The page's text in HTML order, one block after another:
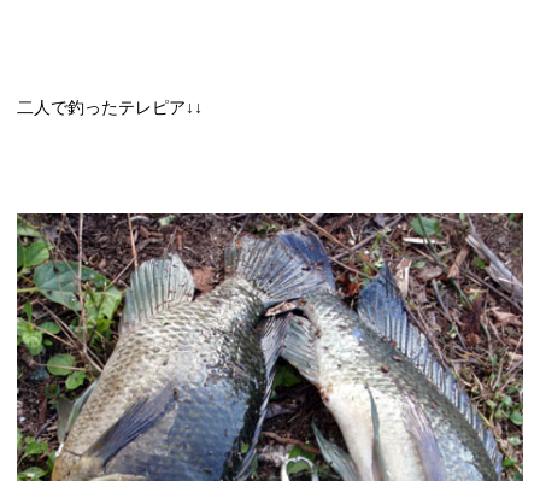
二人で釣ったテレピア↓↓